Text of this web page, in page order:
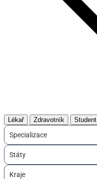
Lékař Zdravotník Student
Specializace
Státy
Kraje